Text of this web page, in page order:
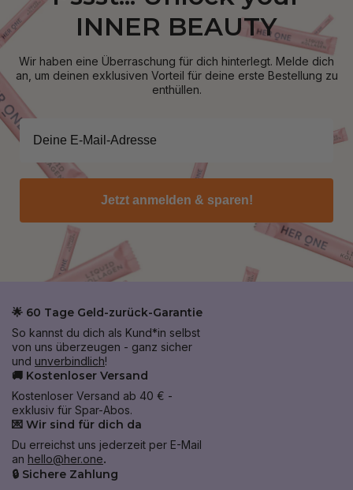
INNER BEAUTY
Wir haben eine Überraschung für dich hinterlegt. Melde dich
an, um deinen exklusiven Vorteil für deine erste Bestellung zu
enthüllen.
Jetzt anmelden & sparen!
🌟 60 Tage Geld-zurück-Garantie
So kannst du dich als Kund*in selbst
von uns überzeugen - ganz sicher
und unverbindlich!
🚚 Kostenloser Versand
Kostenloser Versand ab 40 € -
exklusiv für Spar-Abos.
💌 Wir sind für dich da
Du erreichst uns jederzeit per E-Mail
an hello@her.one.
🔒 Sichere Zahlung